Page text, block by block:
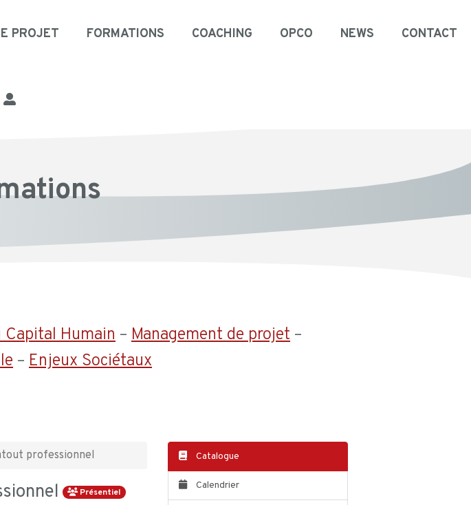
PROJET FORMATIONS COACHING OPCO NEWS CONTACT
Humain – Management de projet –
– Enjeux Sociétaux
professionnel
Présentiel
Catalogue
Calendrier